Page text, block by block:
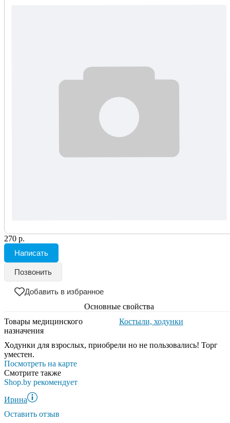
270 р.
Написать
Позвонить
Добавить в избранное
Основные свойства
Товары медицинского
назначения
Костыли, ходунки
Ходунки для взрослых, приобрели но не пользовались! Торг
уместен.
Посмотреть на карте
Смотрите также
Shop.by рекомендует
Ирина
Оставить отзыв